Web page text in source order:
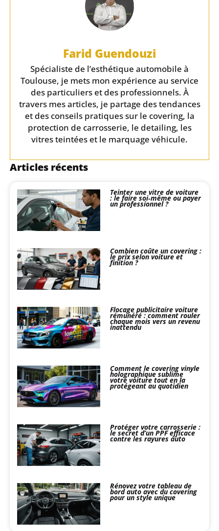
Farid Guendouzi
Spécialiste de l’esthétique automobile à
Toulouse, je mets mon expérience au service
des particuliers et des professionnels. À
travers mes articles, je partage des tendances
et des conseils pratiques sur le covering, la
protection de carrosserie, le detailing, les
vitres teintées et le marquage véhicule.
Articles récents
Teinter une vitre de voiture
: le faire soi‑même ou payer
un professionnel ?
Combien coûte un covering :
le prix selon voiture et
finition ?
Flocage publicitaire voiture
rémunéré : comment rouler
chaque mois vers un revenu
inattendu
Comment le covering vinyle
holographique sublime
votre voiture tout en la
protégeant au quotidien
Protéger votre carrosserie :
le secret d’un PPF efficace
contre les rayures auto
Rénovez votre tableau de
bord auto avec du covering
pour un style unique